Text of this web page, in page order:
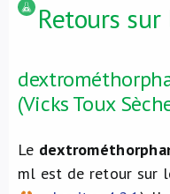
Retours
(Vicks Toux
Le
ml est de retour sur